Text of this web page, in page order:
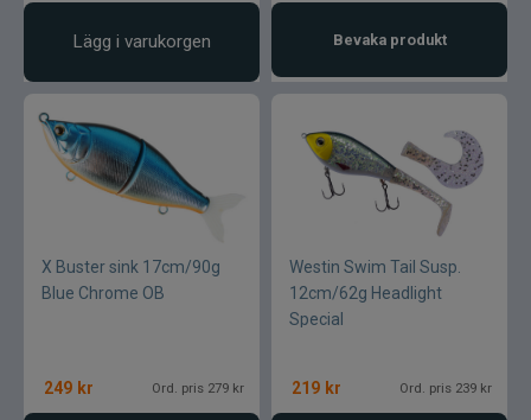
Lägg i varukorgen Bevaka produkt
X Buster sink 17cm/90g
Blue Chrome OB
249 kr Ord. pris 279 kr
Westin Swim Tail Susp.
12cm/62g Headlight
Special
219 kr Ord. pris 239 kr